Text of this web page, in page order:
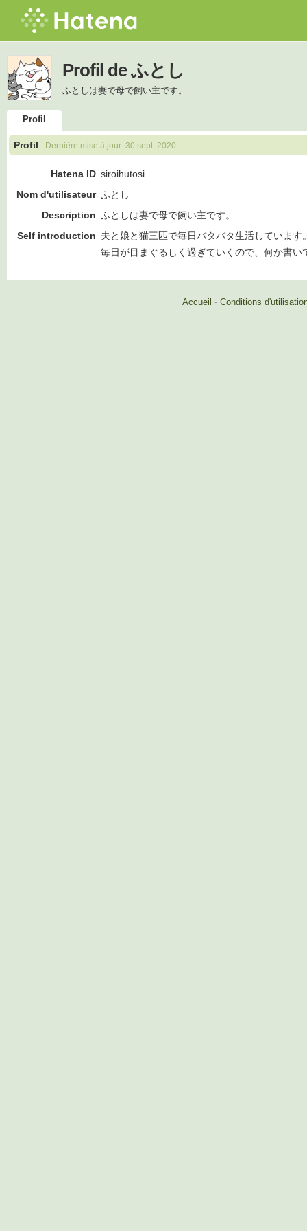
Profil de ふとし
ふとしは妻で母で飼い主です。
Profil
Profil Dernière mise à jour: 30 sept. 2020
Hatena ID siroihutosi
Nom d'utilisateur ふとし
Description ふとしは妻で母で飼い主です。
Self introduction 夫と娘と猫三匹で毎日バタバタ生活しています
毎日が目まぐるしく過ぎていくので、何か書い
Accueil - Conditions